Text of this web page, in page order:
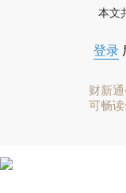
本文
登录
财新
可畅